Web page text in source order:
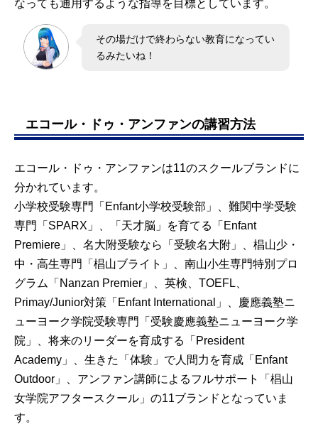
なっても通用するような指導を目標としています。
その場だけで終わらない教育になってい
るみたいね！
エコール・ドゥ・アンファンの講習方法
エコール・ドゥ・アンファンは11のスクールブランドに
分かれています。
小学校受験専門「Enfant小学校受験部」、難関中学受験
専門「SPARX」、「天才脳」を育てる「Enfant
Premiere」、名大附受験なら「受験名大附」、椙山少・
中・高生専門「椙山ブライト」、南山小生専門特別プロ
グラム「Nanzan Premier」、英検、TOEFL、
Primay/Junior対策「Enfant International」、慶應義塾ニ
ューヨーク学院受験専門「受験慶應義塾ニューヨーク学
院」、将来のリーダーを育成する「President
Academy」、生きた「体験」で人間力を育成「Enfant
Outdoor」、アンファン講師によるフルサポート「椙山
女学院アフタースクール」の11ブランドとなっていま
す。